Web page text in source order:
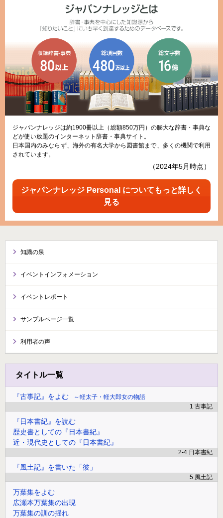
ジャパンナレッジは約1900冊以上（総額850万円）の膨大な辞書・事典な
どが使い放題のインターネット辞書・事典サイト。
日本国内のみならず、海外の有名大学から図書館まで、多くの機関で利用
されています。
（2024年5月時点）
ジャパンナレッジ Personal についてもっと詳しく
見る
知識の泉
イベントインフォメーション
イベントレポート
サンプルページ一覧
利用者の声
タイトル一覧
『古事記』をよむ
軽太子・軽大郎女の物語
1 古事記
『日本書紀』を読む
歴史書としての『日本書紀』
近・現代史としての『日本書紀』
2-4 日本書紀
『風土記』を書いた「彼」
5 風土記
万葉集をよむ
広瀬本万葉集の出現
万葉集の訓の揺れ